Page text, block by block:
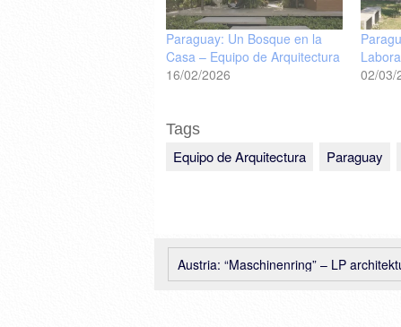
Paraguay: Un Bosque en la
Casa – Equipo de Arquitectura
16/02/2026
02/03/
Tags
Equipo de Arquitectura Paraguay
Austria: “Maschinenring” – LP